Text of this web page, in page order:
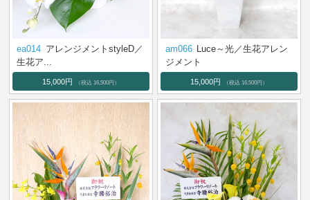
ea014 アレンジメントstyleD／
生花ア...
15,000円 （税込 16,500円）
am066 Luce～光／生花アレン
ジメント
15,000円 （税込 16,500円）